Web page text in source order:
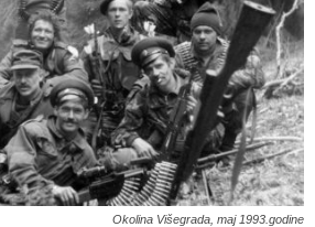
Okolina Višegrada, maj 1993.godine